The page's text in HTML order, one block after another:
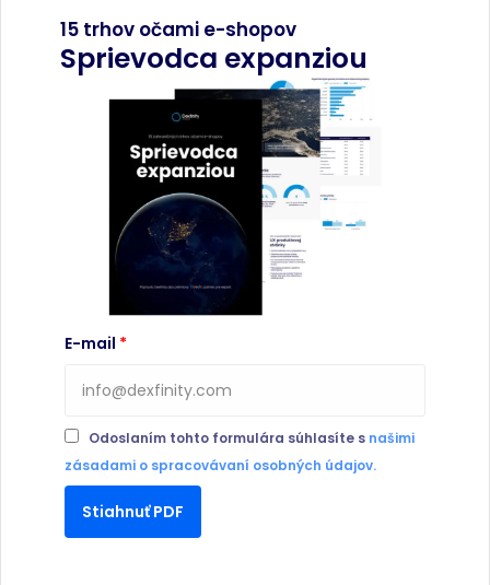
15 trhov očami e-shopov
Sprievodca expanziou
E-mail
Odoslaním tohto formulára súhlasíte s našimi
zásadami o spracovávaní osobných údajov.
Stiahnuť PDF